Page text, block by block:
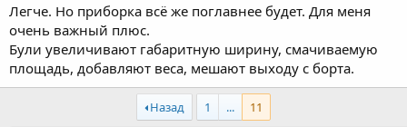
Легче. Но приборка всё же поглавнее будет. Для меня
очень важный плюс.
Були увеличивают габаритную ширину, смачиваемую
площадь, добавляют веса, мешают выходу с борта.
Назад 1 ...
11